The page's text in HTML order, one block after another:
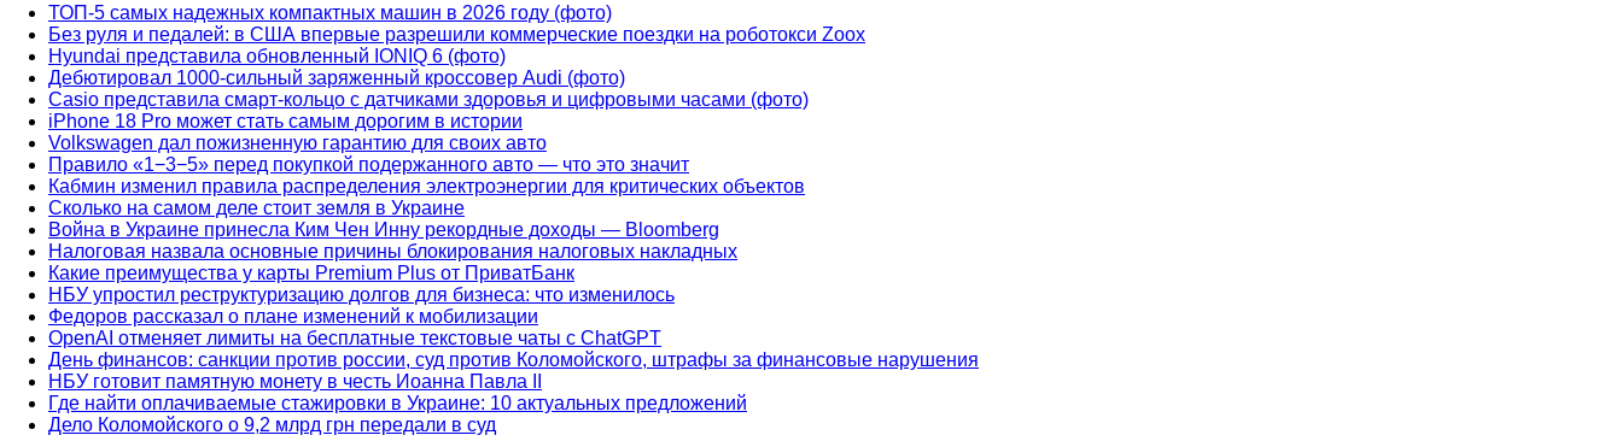
ТОП-5 самых надежных компактных машин в 2026 году (фото)
Без руля и педалей: в США впервые разрешили коммерческие поездки на роботокси Zoox
Hyundai представила обновленный IONIQ 6 (фото)
Дебютировал 1000-сильный заряженный кроссовер Audi (фото)
Casio представила смарт-кольцо с датчиками здоровья и цифровыми часами (фото)
iPhone 18 Pro может стать самым дорогим в истории
Volkswagen дал пожизненную гарантию для своих авто
Правило «1−3−5» перед покупкой подержанного авто — что это значит
Кабмин изменил правила распределения электроэнергии для критических объектов
Сколько на самом деле стоит земля в Украине
Война в Украине принесла Ким Чен Инну рекордные доходы — Bloomberg
Налоговая назвала основные причины блокирования налоговых накладных
Какие преимущества у карты Premium Plus от ПриватБанк
НБУ упростил реструктуризацию долгов для бизнеса: что изменилось
Федоров рассказал о плане изменений к мобилизации
OpenAI отменяет лимиты на бесплатные текстовые чаты с ChatGPT
День финансов: санкции против россии, суд против Коломойского, штрафы за финансовые нарушения
НБУ готовит памятную монету в честь Иоанна Павла II
Где найти оплачиваемые стажировки в Украине: 10 актуальных предложений
Дело Коломойского о 9,2 млрд грн передали в суд